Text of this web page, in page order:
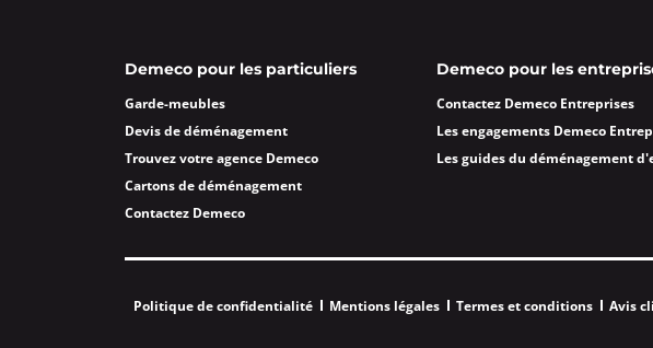
Demeco pour les particuliers
Garde-meubles
Devis de déménagement
Trouvez votre agence Demeco
Cartons de déménagement
Contactez Demeco
Demeco pour les
Contactez Demeco Entreprises
Les engagements Demeco
Les guides du déménagement
Politique de confidentialité Mentions légales Termes et conditions Avis